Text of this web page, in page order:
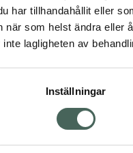
har tillhandahållit eller
när som helst ändra eller
lagligheten av
Inställningar
kosttillskott utifrån
MagnesiumMagnesium